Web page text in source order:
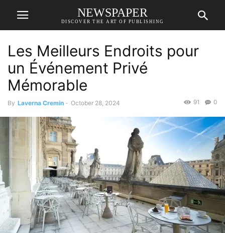
NEWSPAPER
DISCOVER THE ART OF PUBLISHING
Les Meilleurs Endroits pour
un Événement Privé
Mémorable
By Laverna Cremin - October 28, 2024 0
91